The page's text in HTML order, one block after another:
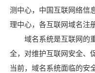
测中心，中国互联网络信
理中心，各互联网域名注
域名系统是互联网的重
全，对维护互联网安全、
当前，域名系统面临的安